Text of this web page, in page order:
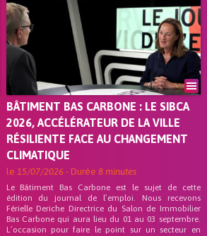
BÂTIMENT BAS CARBONE : LE SIBCA
2026, ACCÉLÉRATEUR DE LA VILLE
RÉSILIENTE FACE AU CHANGEMENT
CLIMATIQUE
le 15/07/2026 - Durée 8 minutes
Le Bâtiment Bas Carbone est le sujet de cette
édition du journal de l’emploi. Nous recevons
Férielle Deriche Directrice du Salon de Immobilier
Bas Carbone qui aura lieu du 01 au 03 septembre.
L’occasion pour faire le point sur un secteur en